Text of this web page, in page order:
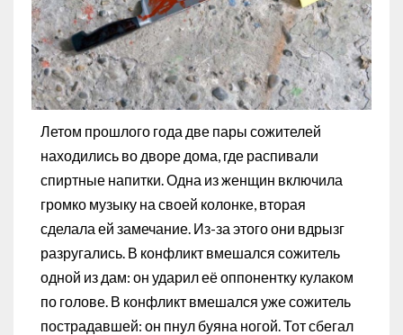
Летом прошлого года две пары сожителей
находились во дворе дома, где распивали
спиртные напитки. Одна из женщин включила
громко музыку на своей колонке, вторая
сделала ей замечание. Из-за этого они вдрызг
разругались. В конфликт вмешался сожитель
одной из дам: он ударил её оппонентку кулаком
по голове. В конфликт вмешался уже сожитель
пострадавшей: он пнул буяна ногой. Тот сбегал